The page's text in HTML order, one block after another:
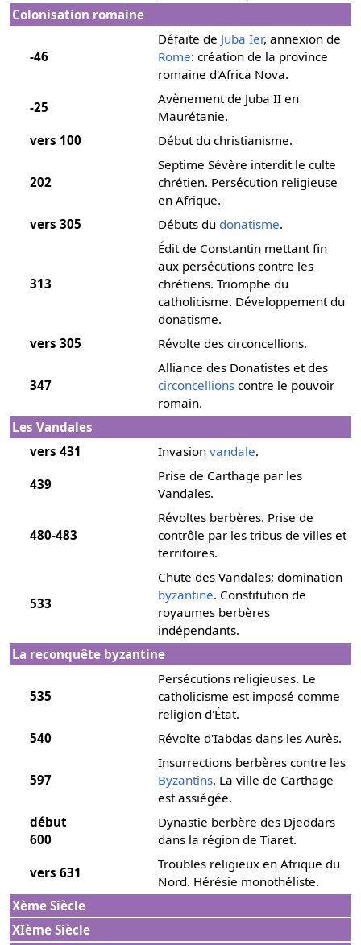
Colonisation romaine
-46
Défaite de Juba Ier, annexion de
Rome: création de la province
romaine d'Africa Nova.
-25
Avènement de Juba II en
Maurétanie.
vers 100
Début du christianisme.
202
Septime Sévère interdit le culte
chrétien. Persécution religieuse
en Afrique.
vers 305
Débuts du donatisme.
313
Édit de Constantin mettant fin
aux persécutions contre les
chrétiens. Triomphe du
catholicisme. Développement du
donatisme.
vers 305
Révolte des circoncellions.
347
Alliance des Donatistes et des
circoncellionscontre le pouvoir
romain.
Les Vandales
vers 431
Invasion vandale.
439
Prise de Carthage par les
Vandales.
480-483
Révoltes berbères. Prise de
contrôle par les tribus de villes et
territoires.
533
Chute des Vandales; domination
byzantine. Constitution de
royaumes berbères
indépendants.
La reconquête byzantine
535
Persécutions religieuses. Le
catholicisme est imposé comme
religion d'État.
540
Révolte d'Iabdas dans les Aurès.
597
Insurrections berbères contre les
Byzantins. La ville de Carthage
est assiégée.
début
600
Dynastie berbère des Djeddars
dans la région de Tiaret.
vers 631
Troubles religieux en Afrique du
Nord. Hérésie monothéliste.
Xème Siècle
XIème Siècle